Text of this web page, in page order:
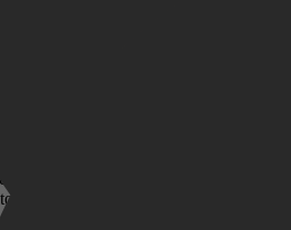
als danseres te werken, een
Een journalist in verval, op zoek
op de rails kan zetten. Alle drie
waar mensenhandel, nepnieuws en
gaan.